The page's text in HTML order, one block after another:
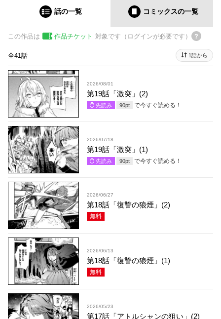
話の一覧 コミックスの一覧
この作品は 作品チケット 対象です（ログインが必要です）
全41話 1話から
2026/08/01
第19話「激突」(2)
先読み 90pt で今すぐ読める！
2026/07/18
第19話「激突」(1)
先読み 90pt で今すぐ読める！
2026/06/27
第18話「復讐の狼煙」(2)
無料
2026/06/13
第18話「復讐の狼煙」(1)
無料
2026/05/23
第17話「アトルシャンの狙い」(2)